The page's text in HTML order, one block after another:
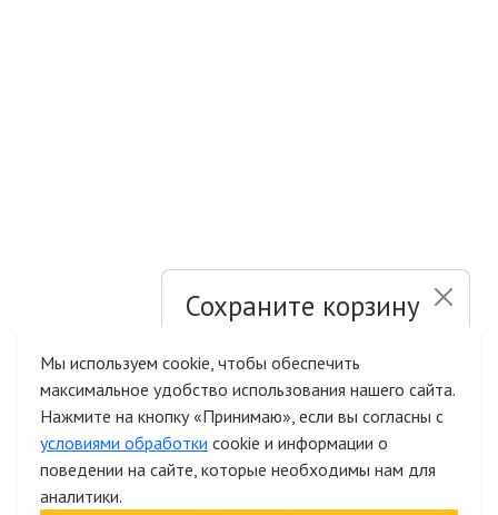
Сохраните корзину
Быстрая авторизация на сайте
Мы используем cookie, чтобы обеспечить
максимальное удобство использования нашего сайта.
Нажмите на кнопку «Принимаю», если вы согласны с
условиями обработки cookie и информации о
поведении на сайте, которые необходимы нам для
аналитики.